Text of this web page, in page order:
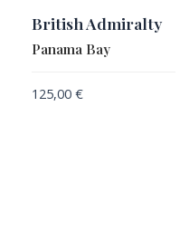
British Admiralty
Panama Bay
125,00 €